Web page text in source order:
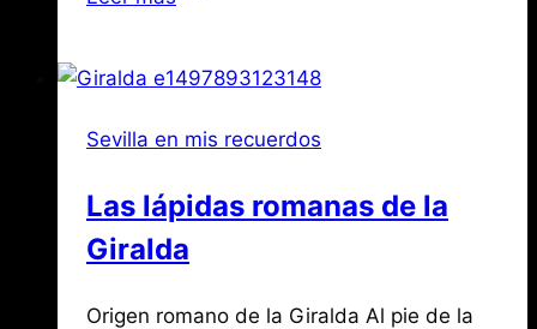
del
en
y
Plata
Sevilla
Sevilla en mis recuerdos
Las lápidas romanas de la
Giralda
PorJose
junio
Origen romano de la Giralda Al pie de la